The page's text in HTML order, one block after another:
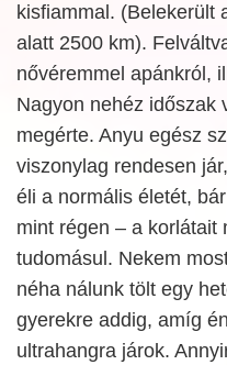
kisfiammal. (Belekerült
alatt 2500 km).
nővéremmel apánkról,
Nagyon nehéz időszak
megérte. Anyu egész
viszonylag rendesen
éli a normális életét,
mint régen – a korlátait
tudomásul. Nekem
néha nálunk tölt egy
gyerekre addig, amíg
ultrahangra járok.